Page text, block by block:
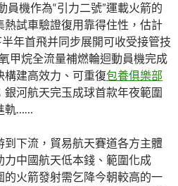
員機作為“引力二號”運載火箭的
試車驗證復用靠得住性，估計
年首飛并同步展開可收受接管技
甲烷全流量補燃輪迴動員機完成
構建高效力、可重復包養俱樂部
河航天完玉成球首款年夜範圍
軌……
下流，貿易航天賽道各方主體
中國航天低本錢、範圍化成
火箭發射需乞降今朝較高的一